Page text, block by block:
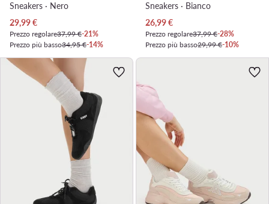
Sneakers · Nero
Prezzo attuale
29,99€
Prezzo regolare37,99 €-21%
Prezzo più basso34,95 €-14%
Sneakers · Bianco
Prezzo attuale
26,99€
Prezzo regolare37,99 €-28%
Prezzo più basso29,99 €-10%